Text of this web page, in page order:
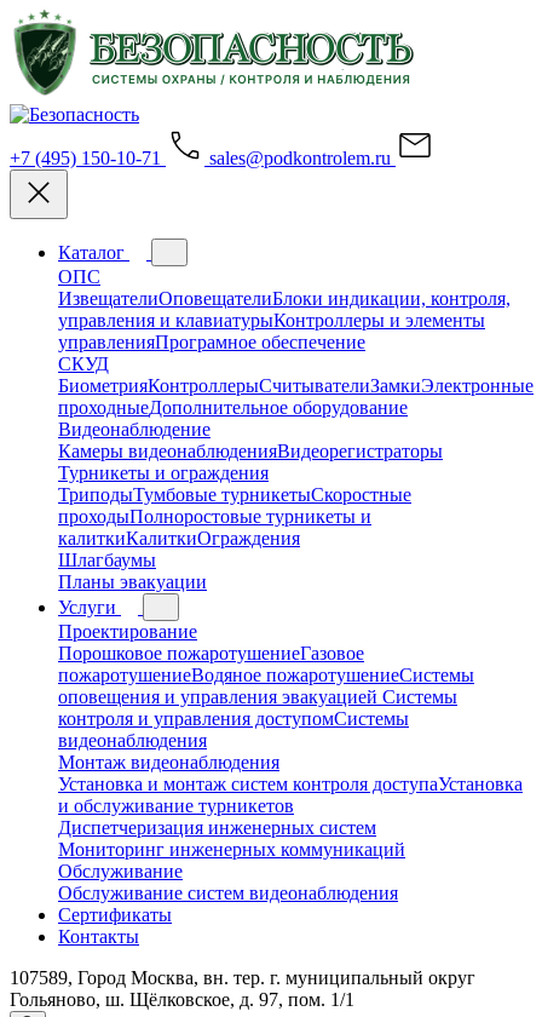
+7 (495) 150-10-71 sales@podkontrolem.ru
Каталог
ОПС
ИзвещателиОповещателиБлоки индикации, контроля,
управления и клавиатурыКонтроллеры и элементы
управленияПрограмное обеспечение
СКУД
БиометрияКонтроллерыСчитывателиЗамкиЭлектронные
проходныеДополнительное оборудование
Видеонаблюдение
Камеры видеонаблюденияВидеорегистраторы
Турникеты и ограждения
ТриподыТумбовые турникетыСкоростные
проходыПолноростовые турникеты и
калиткиКалиткиОграждения
Шлагбаумы
Планы эвакуации
Услуги
Проектирование
Порошковое пожаротушениеГазовое
пожаротушениеВодяное пожаротушениеСистемы
оповещения и управления эвакуацией Системы
контроля и управления доступомСистемы
видеонаблюдения
Монтаж видеонаблюдения
Установка и монтаж систем контроля доступаУстановка
и обслуживание турникетов
Диспетчеризация инженерных систем
Мониторинг инженерных коммуникаций
Обслуживание
Обслуживание систем видеонаблюдения
Сертификаты
Контакты
107589, Город Москва, вн. тер. г. муниципальный округ
Гольяново, ш. Щёлковское, д. 97, пом. 1/1